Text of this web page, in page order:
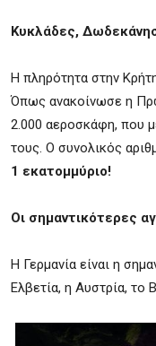
Κυκλάδες,
Η πληρότητα στην
Όπως ανακοίνωσε η
2.000 αεροσκάφη, που
τους. Ο συνολικός
1 εκατομμύριο!
Οι σημαντικότερες
Η Γερμανία είναι η
Ελβετία, η Αυστρία, το